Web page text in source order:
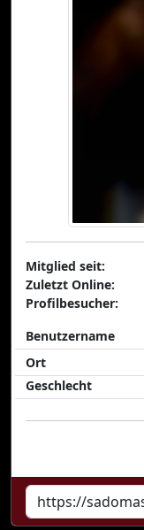
Mitglied seit:
Zuletzt Online:
Profilbesucher:
Benutzername
Ort
Geschlecht